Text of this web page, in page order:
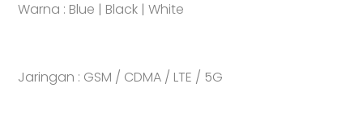
Resmi
Warna : Blue | Black | White
Jaringan : GSM / CDMA / LTE / 5G